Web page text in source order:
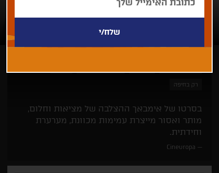
רק בחיפה
בסרטו של אימבאך ההצלבה של מציאות וחלום,
מותר ואסור מייצרת עמימות מכוונת, מערערת
וחידתית.
Cineuropa